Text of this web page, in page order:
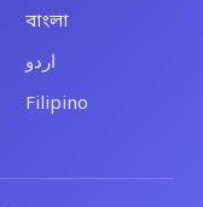
বাংলা
اردو
Filipino